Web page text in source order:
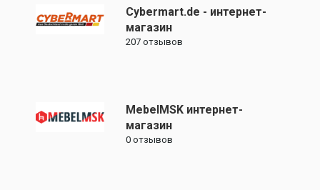
Cybermart.de - интернет-
магазин
207отзывов
MebelMSK интернет-
магазин
0отзывов